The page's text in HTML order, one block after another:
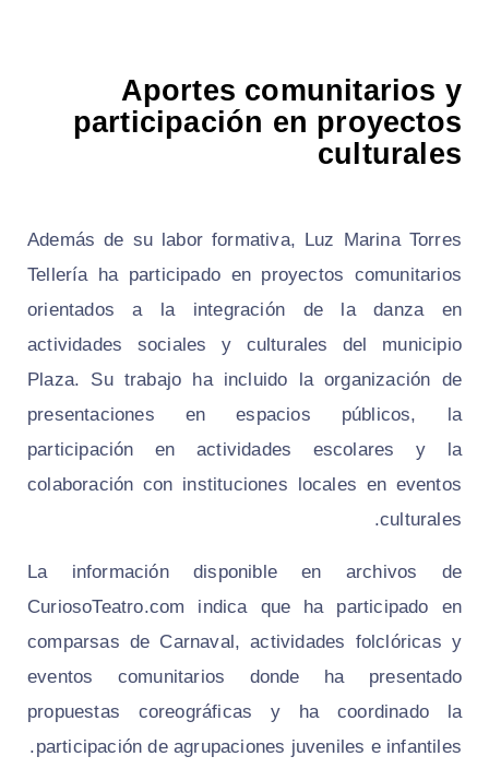
Aportes comunitarios y
participación en proyectos
culturales
Además de su labor formativa, Luz Marina Torres
Tellería ha participado en proyectos comunitarios
orientados a la integración de la danza en
actividades sociales y culturales del municipio
Plaza. Su trabajo ha incluido la organización de
presentaciones en espacios públicos, la
participación en actividades escolares y la
colaboración con instituciones locales en eventos
culturales.
La información disponible en archivos de
CuriosoTeatro.com indica que ha participado en
comparsas de Carnaval, actividades folclóricas y
eventos comunitarios donde ha presentado
propuestas coreográficas y ha coordinado la
participación de agrupaciones juveniles e infantiles.